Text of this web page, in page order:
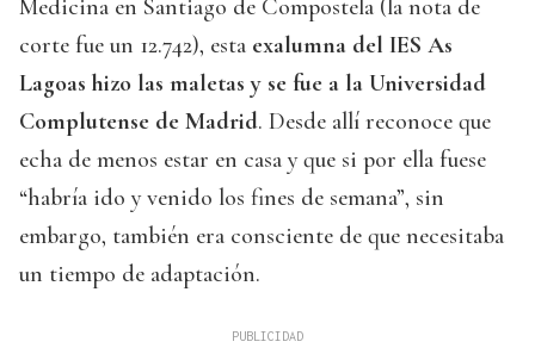
Medicina en Santiago de Compostela (la nota de
corte fue un 12.742), esta exalumna del IES As
Lagoas hizo las maletas y se fue a la Universidad
Complutense de Madrid. Desde allí reconoce que
echa de menos estar en casa y que si por ella fuese
“habría ido y venido los fines de semana”, sin
embargo, también era consciente de que necesitaba
un tiempo de adaptación.